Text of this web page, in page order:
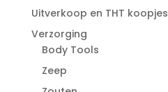
Uitverkoop en THT koopjes
Verzorging
Body Tools
Zeep